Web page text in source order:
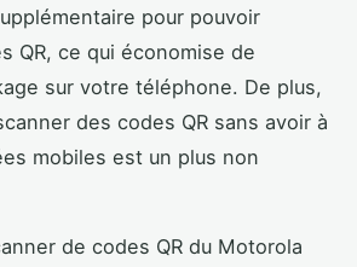
pour pouvoir
QR, ce qui économise de
sur votre téléphone. De plus,
des codes QR sans avoir à
mobiles est un plus non
de codes QR du Motorola